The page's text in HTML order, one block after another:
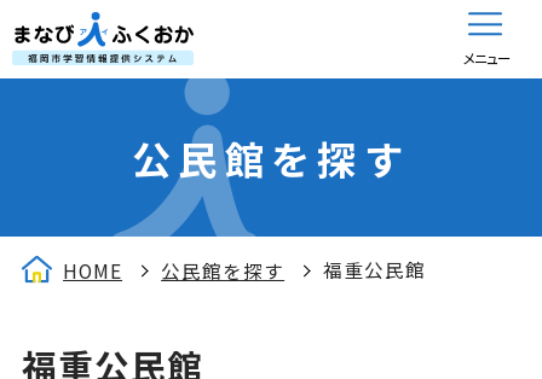
メニュー
公民館を探す
HOME 公民館を探す 福重公民館
福重公民館